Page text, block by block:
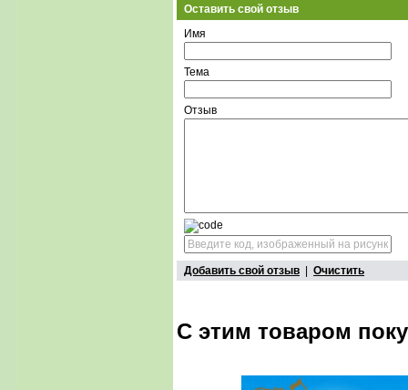
Оставить свой отзыв
Имя
Тема
Отзыв
Добавить свой отзыв | Очистить
С этим товаром